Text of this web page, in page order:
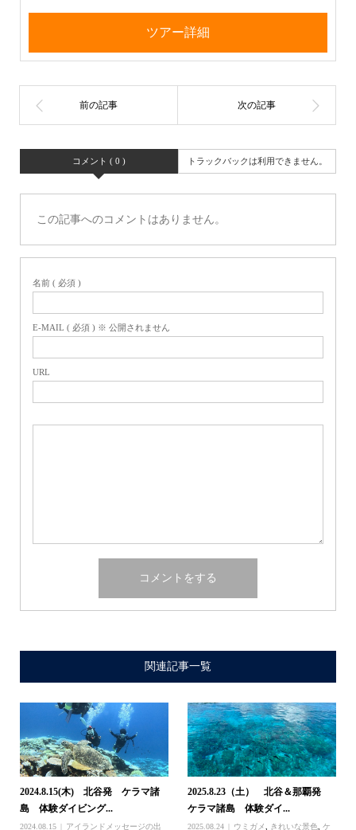
ツアー詳細
コメント ( 0 ) トラックバックは利用できません。
この記事へのコメントはありません。
名前 ( 必須 )
E-MAIL ( 必須 ) ※ 公開されません
URL
関連記事一覧
2024.8.15(木) 北谷発 ケラマ諸
島 体験ダイビング...
2024.08.15 アイランドメッセージの出
2025.8.23（土） 北谷＆那覇発
ケラマ諸島 体験ダイ...
2025.08.24 ウミガメ, きれいな景色,ケ